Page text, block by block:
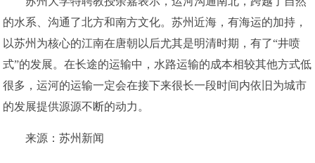
的水系、沟通了北方和南方文化。苏州近海，有海运的加持，
以苏州为核心的江南在唐朝以后尤其是明清时期，有了“井喷
式”的发展。在长途的运输中，水路运输的成本相较其他方式低
很多，运河的运输一定会在接下来很长一段时间内依旧为城市
的发展提供源源不断的动力。
来源：苏州新闻